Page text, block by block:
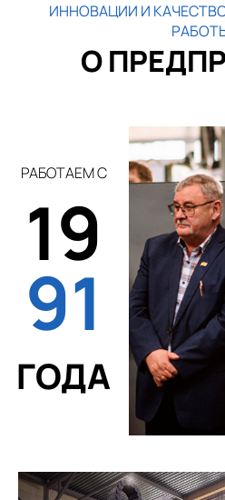
ИННОВАЦИИ И
О
РАБОТАЕМ С
19
91
ГОДА